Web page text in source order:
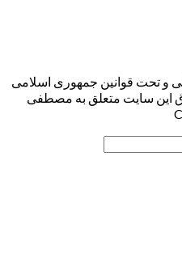
و تحت قوانین جمهوری اسلامی
این سایت متعلق به مصطفی